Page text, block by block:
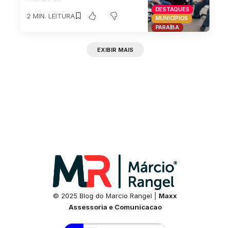
DESTAQUES
MUNICÍPIOS
PARAÍBA
2 MIN. LEITURA
EXIBIR MAIS
© 2025 Blog do Marcio Rangel | Maxx
Assessoria e Comunicacao